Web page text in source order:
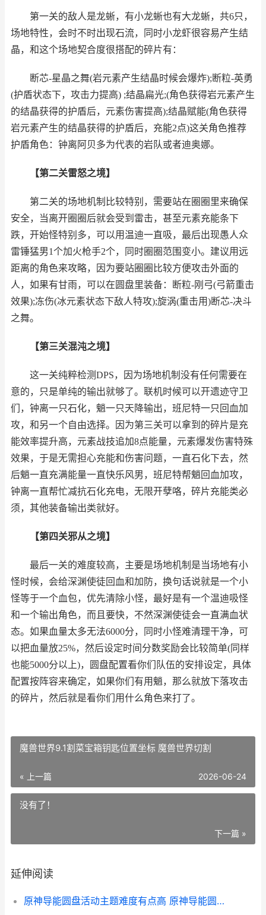
第一关的敌人是龙蜥，有小龙蜥也有大龙蜥，共6只，
场地特性，会时不时出现石流，同时小龙虾很容易产生结
晶，和这个场地契合度很搭配的碎片有：
断芯-星晶之舞(岩元素产生结晶时候会爆炸);断粒-英勇
(护盾状态下，攻击力提高) ;结晶扁光;(角色获得岩元素产生
的结晶获得的护盾后，元素伤害提高);结晶赋能(角色获得
岩元素产生的结晶获得的护盾后，充能2点)这关角色推荐
护盾角色：钟离阿贝多为代表的岩队或者迪奥娜。
【第二关雷怒之境】
第二关的场地机制比较特别，需要站在圈圈里来确保
安全，当离开圈圈后就会受到雷击，甚至元素充能条下
跌，开始怪特别多，可以用温迪一直吸，最后出现愚人众
雷锤猛男1个加火枪手2个，同时圈圈范围变小。建议用远
距离的角色来攻略，因为要站圈圈比较方便攻击外面的
人，如果有甘雨，可以在圆盘里装备：断粒-刚弓(弓箭重击
效果);冻伤(冰元素状态下敌人特攻);旋涡(重击用)断芯-决斗
之舞。
【第三关混沌之境】
这一关纯粹检测DPS，因为场地机制没有任何需要在
意的，只是单纯的输出就够了。联机时候可以开遗迹守卫
们，钟离一只石化，魈一只天降输出，班尼特一只回血加
攻，和另一个自由选择。因为第三关可以拿到的碎片是充
能效率提升高，元素战技追加8点能量，元素爆发伤害特殊
效果，于是无需担心充能和伤害问题，一直石化下去，然
后魈一直充满能量一直快乐风男，班尼特帮魈回血加攻，
钟离一直帮忙减抗石化充电，无限开孽咯，碎片充能类必
须，其他装备输出类就好。
【第四关邪从之境】
最后一关的难度较高，主要是场地机制是当场地有小
怪时候，会给深渊使徒回血和加防，换句话说就是一个小
怪等于一个血包，优先清除小怪，最好是有一个温迪吸怪
和一个输出角色，而且要快，不然深渊使徒会一直满血状
态。如果血量太多无法6000分，同时小怪难清理干净，可
以把血量放25%，然后设定时间分数奖励会比较简单(同样
也能5000分以上)，圆盘配置看你们队伍的安排设定，具体
配置按阵容来确定，如果你们有用魈，那么就放下落攻击
的碎片，然后就是看你们用什么角色来打了。
魔兽世界9.1割菜宝箱钥匙位置坐标 魔兽世界切割
« 上一篇 2026-06-24
没有了！
下一篇 »
延伸阅读
原神导能圆盘活动主题难度有点高 原神导能圆盘活动